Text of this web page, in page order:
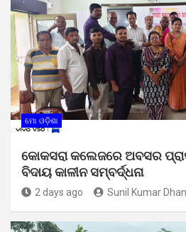
ମୋ ଓଡ଼ିଶା
କୋକସରା କଲେଜରେ ଅବସର
ବିଦାୟ କାଳୀନ ସମ୍ବର୍ଦ୍ଧନା
2 days ago Sunil Kumar